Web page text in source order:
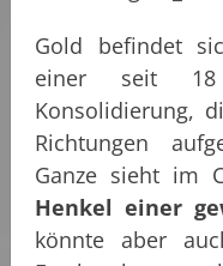
Gold befindet
einer seit 18
Konsolidierung,
Richtungen
Ganze sieht im
Henkel einer
könnte aber